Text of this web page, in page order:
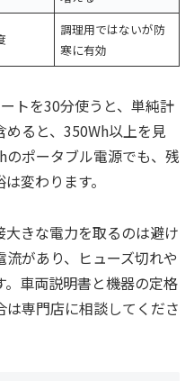
調理用ではないが防
寒に有効
トを30分使うと、単純計
ると、350Wh以上を見
のポータブル電源でも、残
変わります。
きな電力を取るのは避け
があり、ヒューズ切れや
車両説明書と機器の定格
専門店に相談してくださ